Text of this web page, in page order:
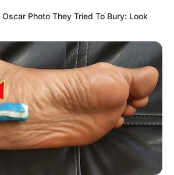
Photo They Tried To Bury: Look